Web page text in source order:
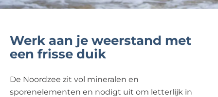
Werk aan je weerstand met
een frisse duik
De Noordzee zit vol mineralen en
sporenelementen en nodigt uit om letterlijk in